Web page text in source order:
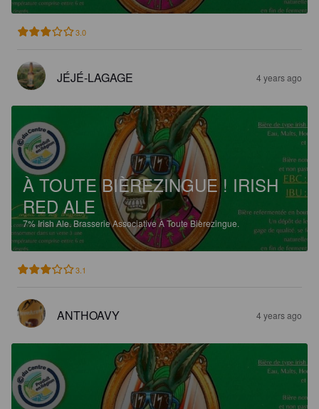
3.0
JÉJÉ-LAGAGE 4 years ago
À TOUTE BIÈREZINGUE ! IRISH
RED ALE
7%Irish Ale.Brasserie Associative À Toute Bièrezingue.
3.1
ANTHOAVY 4 years ago